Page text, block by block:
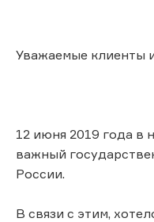
Уважаемые клиенты
12 июня 2019 года в
важный
России.
В связи с этим,